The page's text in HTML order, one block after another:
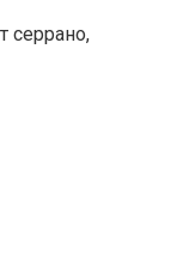
серрано,